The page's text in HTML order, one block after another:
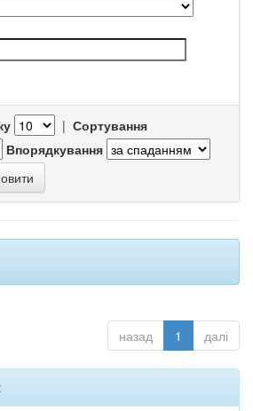
| Сортування
Впорядкування
назад 1 далі